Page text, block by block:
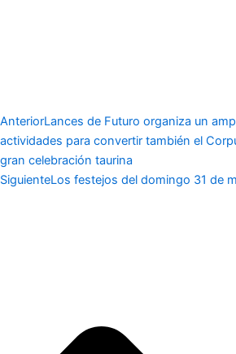
AnteriorLances de Futuro organiza un
actividades para convertir también el
gran celebración taurina
SiguienteLos festejos del domingo 31 de